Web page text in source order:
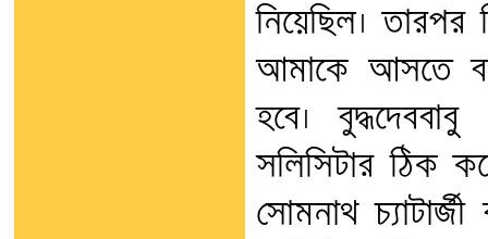
নিয়েছিল। তারপর
আমাকে আসতে
হবে।
সলিসিটার ঠিক
সোমনাথ